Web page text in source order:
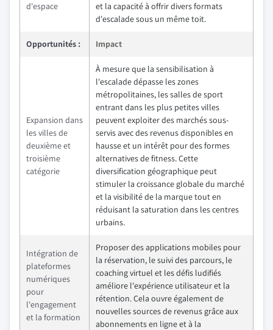
d'espace
et la capacité à offrir divers formats
d'escalade sous un même toit.
Opportunités : Impact
Expansion dans
les villes de
deuxième et
troisième
catégorie
À mesure que la sensibilisation à
l'escalade dépasse les zones
métropolitaines, les salles de sport
entrant dans les plus petites villes
peuvent exploiter des marchés sous-
servis avec des revenus disponibles en
hausse et un intérêt pour des formes
alternatives de fitness. Cette
diversification géographique peut
stimuler la croissance globale du marché
et la visibilité de la marque tout en
réduisant la saturation dans les centres
urbains.
Intégration de
plateformes
numériques
pour
l'engagement
et la formation
Proposer des applications mobiles pour
la réservation, le suivi des parcours, le
coaching virtuel et les défis ludifiés
améliore l'expérience utilisateur et la
rétention. Cela ouvre également de
nouvelles sources de revenus grâce aux
abonnements en ligne et à la